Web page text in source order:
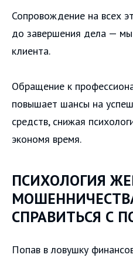
Сопровождение на всех
до завершения дела — мы
клиента.
Обращение к
повышает шансы на
средств, снижая
экономя время.
ПСИХОЛОГИЯ
СПРАВИТЬСЯ С
Попав в ловушку